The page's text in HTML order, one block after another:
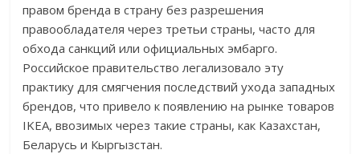
правом бренда в страну без разрешения
правообладателя через третьи страны, часто для
обхода санкций или официальных эмбарго.
Российское правительство легализовало эту
практику для смягчения последствий ухода западных
брендов, что привело к появлению на рынке товаров
IKEA, ввозимых через такие страны, как Казахстан,
Беларусь и Кыргызстан.